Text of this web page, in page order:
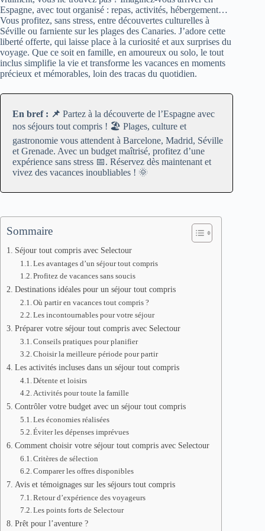
Espagne, avec tout organisé : repas, activités, hébergement…
Vous profitez, sans stress, entre découvertes culturelles à
Séville ou farniente sur les plages des Canaries. J’adore cette
liberté offerte, qui laisse place à la curiosité et aux surprises du
voyage. Que ce soit en famille, en amoureux ou solo, le tout
inclus simplifie la vie et transforme les vacances en moments
précieux et mémorables, loin des tracas du quotidien.
En bref : 📌 Partez à la découverte de l’Espagne avec
nos séjours tout compris ! 🏖️ Plages, culture et
gastronomie vous attendent à Barcelone, Madrid, Séville
et Grenade. Avec un budget maîtrisé, profitez d’une
expérience sans stress 📅. Réservez dès maintenant et
vivez des vacances inoubliables ! 🌞
Sommaire
Séjour tout compris avec Selectour
Les avantages d’un séjour tout compris
Profitez de vacances sans soucis
Destinations idéales pour un séjour tout compris
Où partir en vacances tout compris ?
Les incontournables pour votre séjour
Préparer votre séjour tout compris avec Selectour
Conseils pratiques pour planifier
Choisir la meilleure période pour partir
Les activités incluses dans un séjour tout compris
Détente et loisirs
Activités pour toute la famille
Contrôler votre budget avec un séjour tout compris
Les économies réalisées
Éviter les dépenses imprévues
Comment choisir votre séjour tout compris avec Selectour
Critères de sélection
Comparer les offres disponibles
Avis et témoignages sur les séjours tout compris
Retour d’expérience des voyageurs
Les points forts de Selectour
Prêt pour l’aventure ?